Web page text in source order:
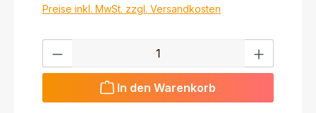
Preise inkl. MwSt. zzgl. Versandkosten
Produkt Anzahl: Gib den gewünschten Wert ein
In den Warenkorb